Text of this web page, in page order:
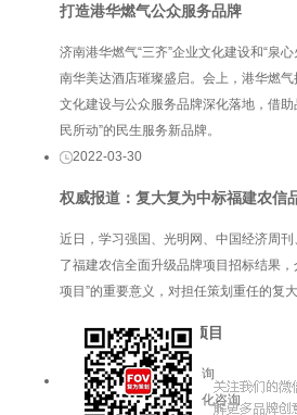
打造港华燃气公众服务品牌
济南港华燃气“三齐”企业文化建设和“泉
南华美达酒店璀璨盛启。会上，港华燃
文化建设与公众服务品牌深化落地，借
民所动”的民生服务新品牌。
2022-03-30
权威报道：复大复为中标福建农信
近日，学习强国、光明网、中国经济周
了福建农信全面升级品牌项目招标结果
项目”的重要意义，对担任策划重任的
服务项目
品牌咨询
企业文化咨询